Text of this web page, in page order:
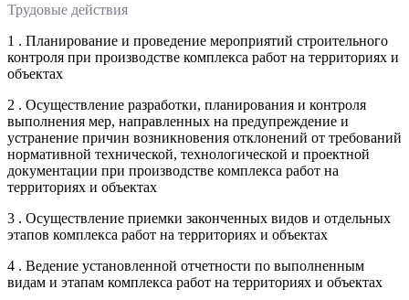
Трудовые действия
1 . Планирование и проведение мероприятий строительного
контроля при производстве комплекса работ на территориях и
объектах
2 . Осуществление разработки, планирования и контроля
выполнения мер, направленных на предупреждение и
устранение причин возникновения отклонений от требований
нормативной технической, технологической и проектной
документации при производстве комплекса работ на
территориях и объектах
3 . Осуществление приемки законченных видов и отдельных
этапов комплекса работ на территориях и объектах
4 . Ведение установленной отчетности по выполненным
видам и этапам комплекса работ на территориях и объектах